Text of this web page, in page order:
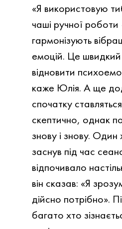
«Я використовую
чаші ручної
гармонізують
емоцій. Це швидкий
відновити
каже Юлія. А ще
спочатку
скептично, однак
знову і знову. Один
заснув під час
відпочивало
він сказав: «Я
дійсно потрібно».
багато хто